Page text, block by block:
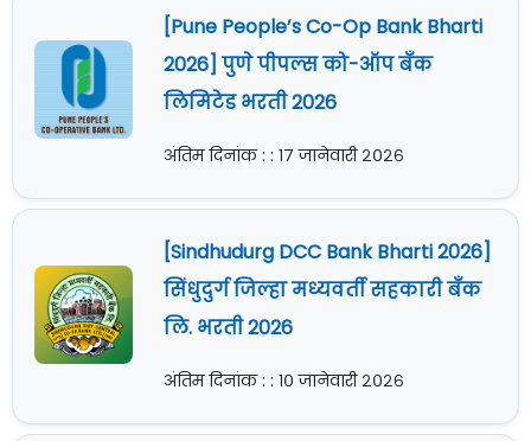
[Pune People’s Co-Op Bank Bharti
2026] पुणे पीपल्स को-ऑप बँक
लिमिटेड भरती 2026
अंतिम दिनांक : : १७ जानेवारी २०२६
[Sindhudurg DCC Bank Bharti 2026]
सिंधुदुर्ग जिल्हा मध्यवर्ती सहकारी बँक
लि. भरती 2026
अंतिम दिनांक : : १० जानेवारी २०२६